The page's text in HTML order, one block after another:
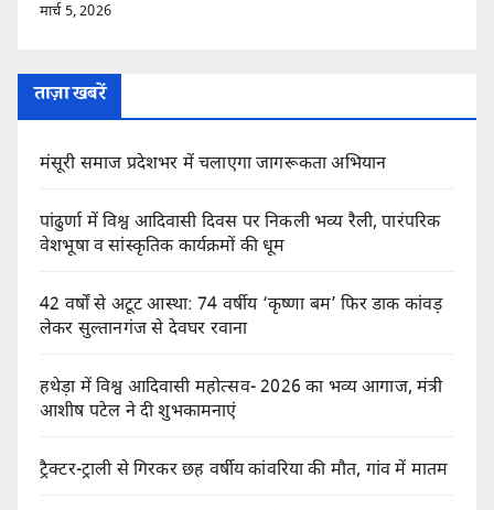
मार्च 5, 2026
ताज़ा खबरें
मंसूरी समाज प्रदेशभर में चलाएगा जागरूकता अभियान
पांढुर्णा में विश्व आदिवासी दिवस पर निकली भव्य रैली, पारंपरिक
वेशभूषा व सांस्कृतिक कार्यक्रमों की धूम
42 वर्षों से अटूट आस्था: 74 वर्षीय ‘कृष्णा बम’ फिर डाक कांवड़
लेकर सुल्तानगंज से देवघर रवाना
हथेड़ा में विश्व आदिवासी महोत्सव- 2026 का भव्य आगाज, मंत्री
आशीष पटेल ने दी शुभकामनाएं
ट्रैक्टर-ट्राली से गिरकर छह वर्षीय कांवरिया की मौत, गांव में मातम